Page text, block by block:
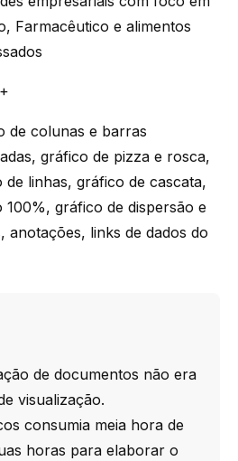
Farmacêutico e alimentos
de colunas e barras
gráfico de pizza e rosca,
de linhas, gráfico de cascata,
100%, gráfico de dispersão e
anotações, links de dados do
de documentos não era
visualização.
consumia meia hora de
horas para elaborar o